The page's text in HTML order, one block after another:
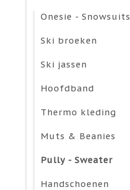
Onesie - Snowsuits
Ski broeken
Ski jassen
Hoofdband
Thermo kleding
Muts & Beanies
Pully - Sweater
Handschoenen